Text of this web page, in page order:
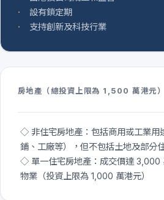
設有鎖定期
支持創新及科技行業
房地產（總投資上限為 1,500 萬港元）
◇ 非住宅房地產：包括商用或工業用
鋪、工廠等），但不包括土地及部分
◇ 單一住宅房地產：成交價達 3,000
物業（投資上限為 1,000 萬港元）